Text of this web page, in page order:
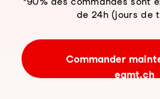
de 24h (jours de
Commander
eamt.ch